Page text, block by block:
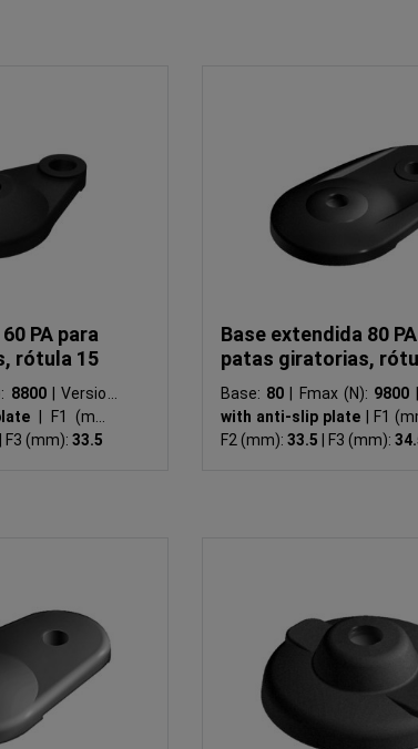
PA para
rótula 15
8800
Version:
F1 (mm):
F3 (mm): 33.5
Base extendida 80
patas giratorias,
Base: 80 Fmax (N): 9800
with anti-slip plate
F1
F2 (mm): 33.5 F3 (mm):